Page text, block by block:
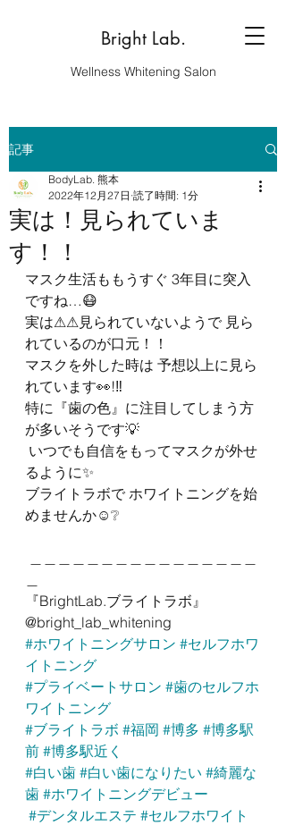
Bright Lab.
Wellness Whitening Salon
記事
実は！見られていま
す！！
BodyLab. 熊本
2022年12月27日 読了時間: 1分
マスク生活ももうすぐ 3年目に突入
ですね…😷
実は⚠︎⚠︎見られていないようで 見ら
れているのが口元！！
マスクを外した時は 予想以上に見ら
れています👀!‼︎
特に『歯の色』に注目してしまう方
が多いそうです💡
るように✨
ブライトラボで ホワイトニングを始
めませんか☺️❔
『BrightLab.ブライトラボ』
@bright_lab_whitening
#ホワイトニングサロン #セルフホワ
イトニング
#プライベートサロン #歯のセルフホ
ワイトニング
#ブライトラボ #福岡 #博多 #博多駅
前 #博多駅近く
#白い歯 #白い歯になりたい #綺麗な
歯 #ホワイトニングデビュー
#デンタルエステ #セルフホワイト